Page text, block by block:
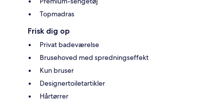
Topmadras
Frisk dig op
Privat badeværelse
Brusehoved med spredningseffekt
Kun bruser
Designertoiletartikler
Hårtørrer